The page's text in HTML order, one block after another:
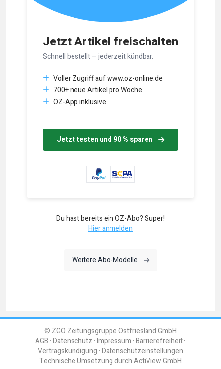
Jetzt Artikel freischalten
Schnell bestellt – jederzeit kündbar.
Voller Zugriff auf www.oz-online.de
700+ neue Artikel pro Woche
OZ-App inklusive
Jetzt testen und 90 % sparen
Du hast bereits ein OZ-Abo? Super!
Hier anmelden
Weitere Abo-Modelle
© ZGO Zeitungsgruppe Ostfriesland GmbH
AGB Datenschutz Impressum Barrierefreiheit
Vertragskündigung Datenschutzeinstellungen
Technische Umsetzung durchActiView GmbH